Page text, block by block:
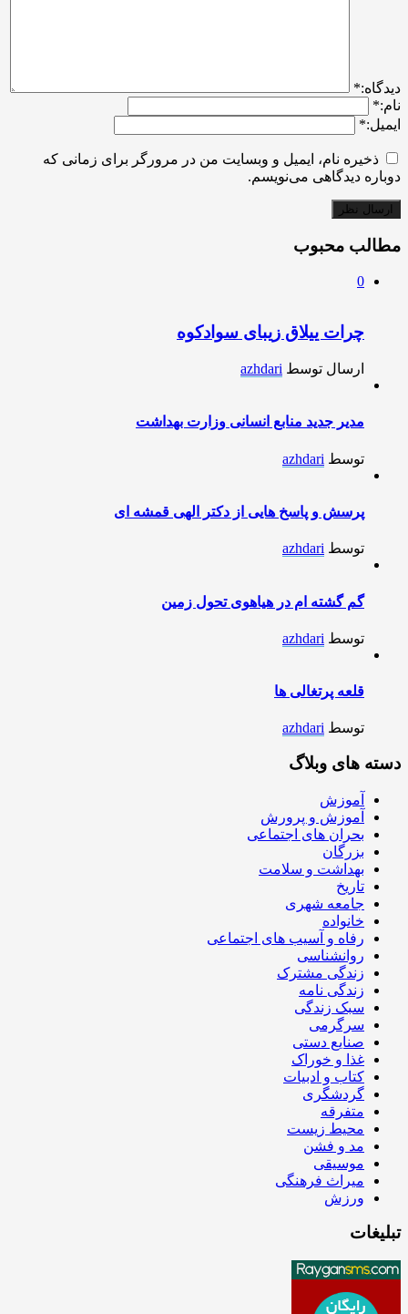
ديدگاه:*
نام:*
ایمیل:*
ذخیره نام، ایمیل و وبسایت من در مرورگر برای زمانی که
دوباره دیدگاهی می‌نویسم.
مطالب محبوب
0
چرات ییلاق زیبای سوادکوه
ارسال توسط azhdari
مدیر جدید منابع انسانی وزارت بهداشت
توسط azhdari
پرسش و پاسخ هایی از دکتر الهی قمشه ای
توسط azhdari
گم گشته ام در هیاهوی تحول زمین
توسط azhdari
قلعه پرتغالی ها
توسط azhdari
دسته های وبلاگ
آموزش
آموزش و پرورش
بحران های اجتماعی
بزرگان
بهداشت و سلامت
تاریخ
جامعه شهری
خانواده
رفاه و آسیب های اجتماعی
روانشناسی
زندگی مشترک
زندگی نامه
سبک زندگی
سرگرمی
صنایع دستی
غذا و خوراک
کتاب و ادبیات
گردشگری
متفرقه
محیط زیست
مد و فشن
موسیقی
میراث فرهنگی
ورزش
تبلیغات